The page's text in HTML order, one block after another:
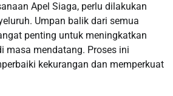
Apel Siaga, perlu dilakukan
Umpan balik dari semua
penting untuk meningkatkan
masa mendatang. Proses ini
kekurangan dan memperkuat